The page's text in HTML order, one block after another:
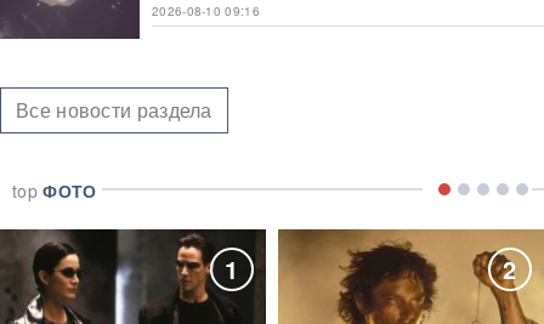
2026-08-10 09:16
Все новости раздела
topФОТО
1 2